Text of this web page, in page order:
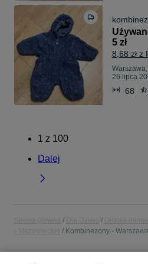
5 zł
8,68 zł z
26 lipca
68
1 z 100
Dalej
Kombinezony -